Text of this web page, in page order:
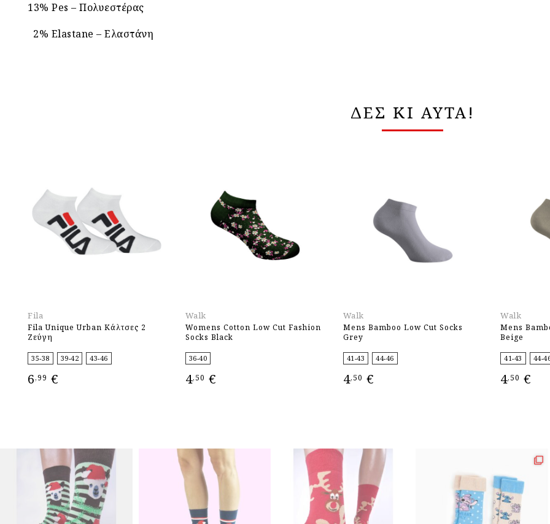
13% Pes – Πολυεστέρας
2% Elastane – Ελαστάνη
ΔΕΣ ΚΙ ΑΥΤΑ!
Fila
Fila Unique Urban Κάλτσες 2
Ζεύγη
35-38 39-42 43-46
6,99 €
Walk
Womens Cotton Low Cut Fashion
Socks Black
36-40
4,50 €
Walk
Mens Bamboo Low Cut Socks
Grey
41-43 44-46
4,50 €
Walk
Mens
Beige
41-43 44-
4,50 €